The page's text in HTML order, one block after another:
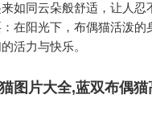
如同云朵般舒适，让人忍
在阳光下，布偶猫活泼的
活力与快乐。
图片大全,蓝双布偶猫